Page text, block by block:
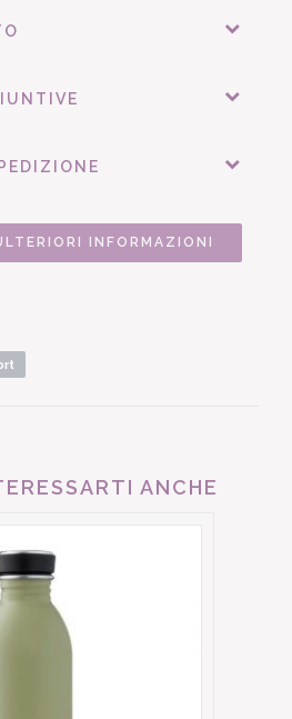
INFORMAZIONI
ANCHE